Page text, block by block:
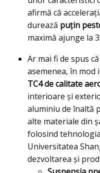
afirmă că
durează puțin
maximă ajunge la
Ar mai fi de spus
asemenea, în mod
TC4 de calitate
interioare și
aluminiu de înaltă
alte materiale din
folosind
Universitatea
dezvoltarea și